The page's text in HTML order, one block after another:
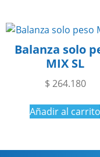
Balanza solo
MIX SL
$ 264.180
Añadir al carrito